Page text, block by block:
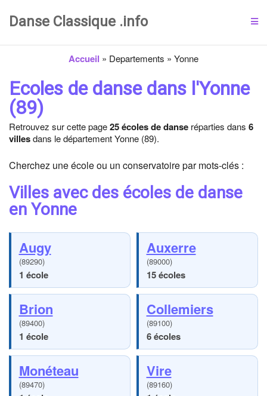
Danse Classique .info
Accueil » Departements » Yonne
Ecoles de danse dans l'Yonne
(89)
Retrouvez sur cette page25 écoles de danse réparties dans 6
villesdans le département Yonne (89).
Cherchez une école ou un conservatoire par mots-clés :
Villes avec des écoles de danse
en Yonne
Augy
(89290)
1 école
Auxerre
(89000)
15 écoles
Brion
(89400)
1 école
Collemiers
(89100)
6 écoles
Monéteau
(89470)
Vire
(89160)